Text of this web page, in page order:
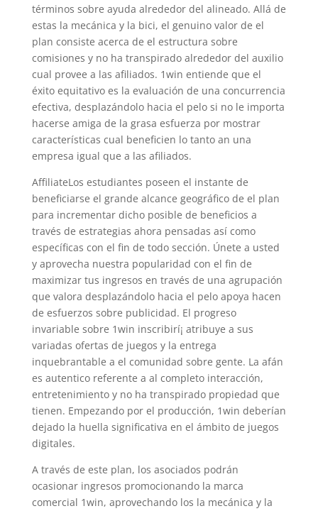
términos sobre ayuda alrededor del alineado. Allá de
estas la mecánica y la bici, el genuino valor de el
plan consiste acerca de el estructura sobre
comisiones y no ha transpirado alrededor del auxilio
cual provee a las afiliados. 1win entiende que el
éxito equitativo es la evaluación de una concurrencia
efectiva, desplazándolo hacia el pelo si no le importa
hacerse amiga de la grasa esfuerza por mostrar
características cual beneficien lo tanto an una
empresa igual que a las afiliados.
AffiliateLos estudiantes poseen el instante de
beneficiarse el grande alcance geográfico de el plan
para incrementar dicho posible de beneficios a
través de estrategias ahora pensadas así­ como
específicas con el fin de todo sección. Únete a usted
y aprovecha nuestra popularidad con el fin de
maximizar tus ingresos en través de una agrupación
que valora desplazándolo hacia el pelo apoya hacen
de esfuerzos sobre publicidad. El progreso
invariable sobre 1win inscribirí¡ atribuye a sus
variadas ofertas de juegos y la entrega
inquebrantable a el comunidad sobre gente. La afán
es autentico referente a al completo interacción,
entretenimiento y no ha transpirado propiedad que
tienen. Empezando por el producción, 1win deberían
dejado la huella significativa en el ámbito de juegos
digitales.
A través de este plan, los asociados podrán
ocasionar ingresos promocionando la marca
comercial 1win, aprovechando los la mecánica y la